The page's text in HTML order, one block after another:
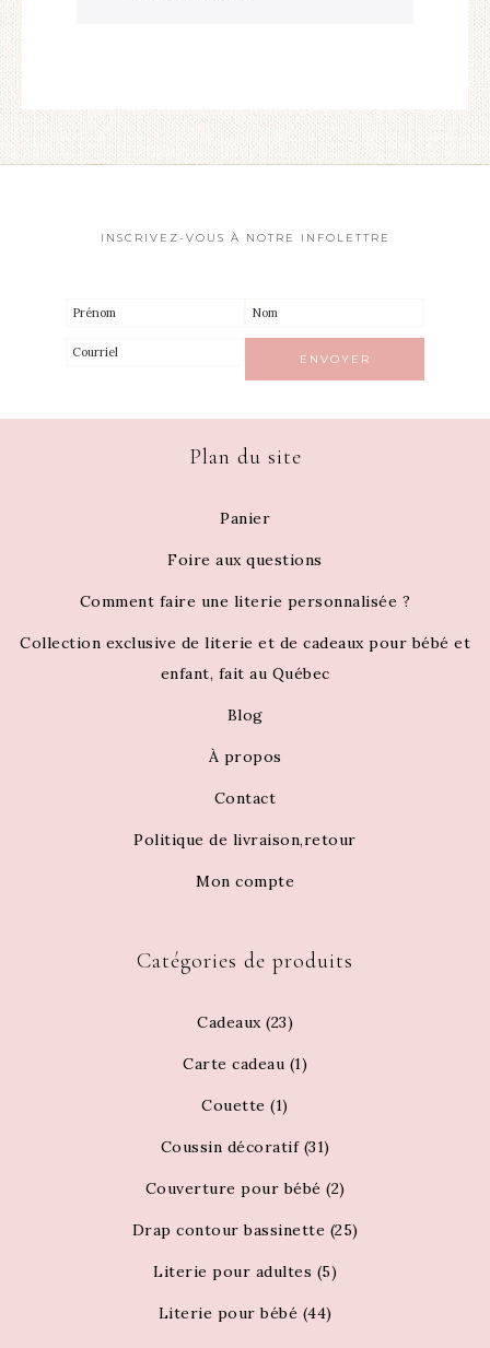
INSCRIVEZ-VOUS À NOTRE INFOLETTRE
Plan du site
Panier
Foire aux questions
Comment faire une literie personnalisée ?
Collection exclusive de literie et de cadeaux pour bébé et
enfant, fait au Québec
Blog
À propos
Contact
Politique de livraison,retour
Mon compte
Catégories de produits
Cadeaux (23)
Carte cadeau (1)
Couette (1)
Coussin décoratif (31)
Couverture pour bébé (2)
Drap contour bassinette (25)
Literie pour adultes (5)
Literie pour bébé (44)